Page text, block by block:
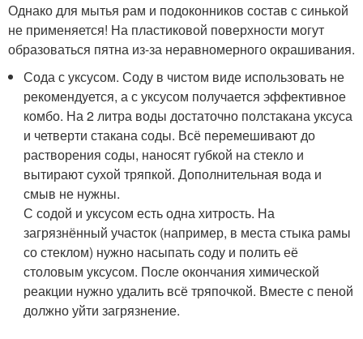
Однако для мытья рам и подоконников состав с синькой
не применяется! На пластиковой поверхности могут
образоваться пятна из-за неравномерного окрашивания.
Сода с уксусом. Соду в чистом виде использовать не
рекомендуется, а с уксусом получается эффективное
комбо. На 2 литра воды достаточно полстакана уксуса
и четверти стакана соды. Всё перемешивают до
растворения соды, наносят губкой на стекло и
вытирают сухой тряпкой. Дополнительная вода и
смыв не нужны.
С содой и уксусом есть одна хитрость. На
загрязнённый участок (например, в места стыка рамы
со стеклом) нужно насыпать соду и полить её
столовым уксусом. После окончания химической
реакции нужно удалить всё тряпочкой. Вместе с пеной
должно уйти загрязнение.